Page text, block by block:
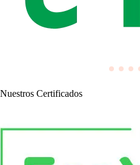
Nuestros Certificados